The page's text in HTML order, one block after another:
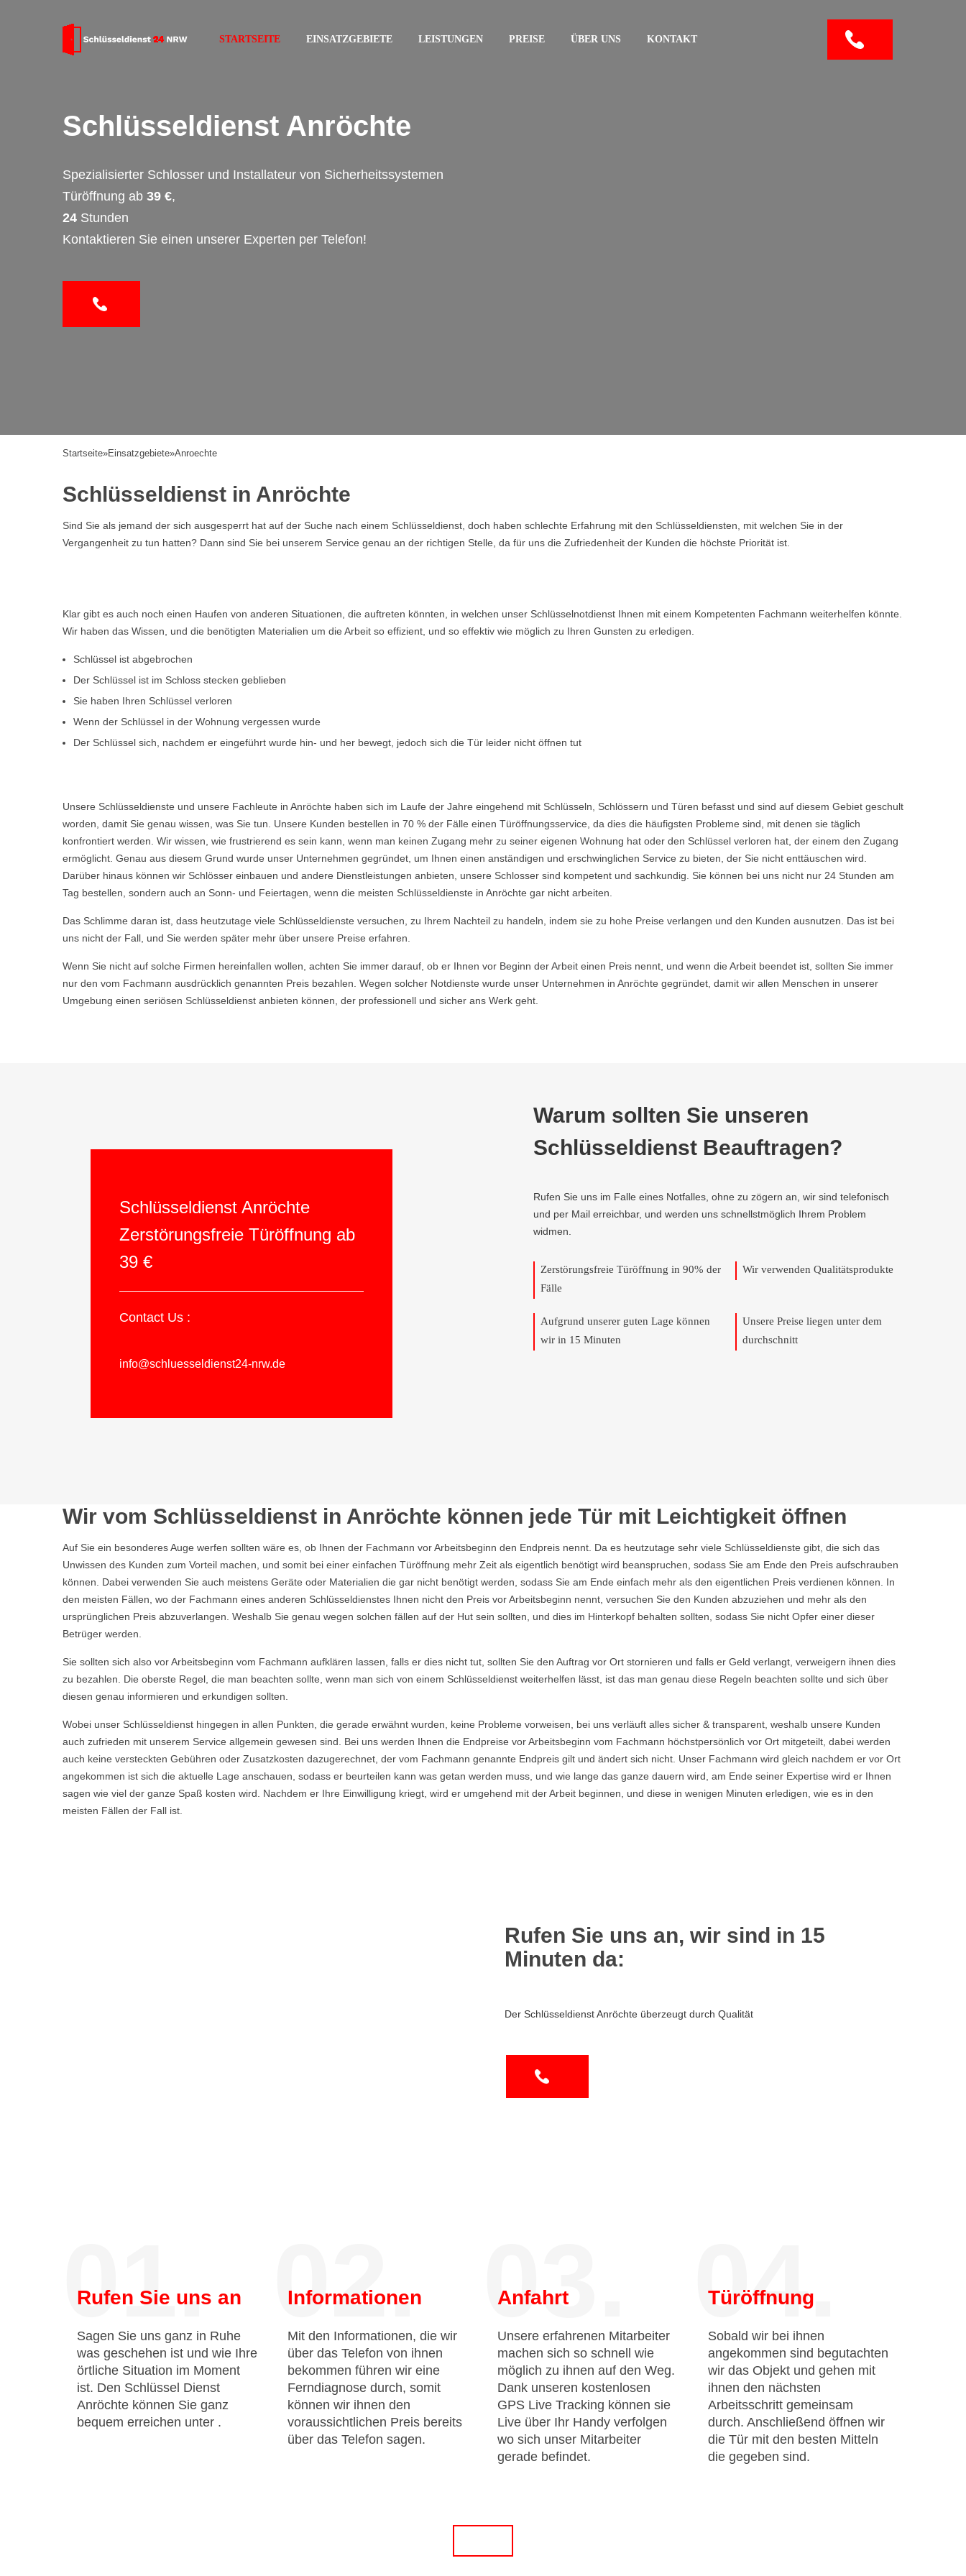
STARTSEITE EINSATZGEBIETE LEISTUNGEN PREISE ÜBER UNS KONTAKT
Schlüsseldienst Anröchte
Spezialisierter Schlosser und Installateur von Sicherheitssystemen
Türöffnung ab 39 €,
24 Stunden
Kontaktieren Sie einen unserer Experten per Telefon!
Startseite»Einsatzgebiete»Anroechte
Schlüsseldienst in Anröchte
Sind Sie als jemand der sich ausgesperrt hat auf der Suche nach einem Schlüsseldienst, doch haben schlechte Erfahrung mit den Schlüsseldiensten, mit welchen Sie in der
Vergangenheit zu tun hatten? Dann sind Sie bei unserem Service genau an der richtigen Stelle, da für uns die Zufriedenheit der Kunden die höchste Priorität ist.
Klar gibt es auch noch einen Haufen von anderen Situationen, die auftreten könnten, in welchen unser Schlüsselnotdienst Ihnen mit einem Kompetenten Fachmann weiterhelfen könnte.
Wir haben das Wissen, und die benötigten Materialien um die Arbeit so effizient, und so effektiv wie möglich zu Ihren Gunsten zu erledigen.
Schlüssel ist abgebrochen
Der Schlüssel ist im Schloss stecken geblieben
Sie haben Ihren Schlüssel verloren
Wenn der Schlüssel in der Wohnung vergessen wurde
Der Schlüssel sich, nachdem er eingeführt wurde hin- und her bewegt, jedoch sich die Tür leider nicht öffnen tut
Unsere Schlüsseldienste und unsere Fachleute in Anröchte haben sich im Laufe der Jahre eingehend mit Schlüsseln, Schlössern und Türen befasst und sind auf diesem Gebiet geschult
worden, damit Sie genau wissen, was Sie tun. Unsere Kunden bestellen in 70 % der Fälle einen Türöffnungsservice, da dies die häufigsten Probleme sind, mit denen sie täglich
konfrontiert werden. Wir wissen, wie frustrierend es sein kann, wenn man keinen Zugang mehr zu seiner eigenen Wohnung hat oder den Schlüssel verloren hat, der einem den Zugang
ermöglicht. Genau aus diesem Grund wurde unser Unternehmen gegründet, um Ihnen einen anständigen und erschwinglichen Service zu bieten, der Sie nicht enttäuschen wird.
Darüber hinaus können wir Schlösser einbauen und andere Dienstleistungen anbieten, unsere Schlosser sind kompetent und sachkundig. Sie können bei uns nicht nur 24 Stunden am
Tag bestellen, sondern auch an Sonn- und Feiertagen, wenn die meisten Schlüsseldienste in Anröchte gar nicht arbeiten.
Das Schlimme daran ist, dass heutzutage viele Schlüsseldienste versuchen, zu Ihrem Nachteil zu handeln, indem sie zu hohe Preise verlangen und den Kunden ausnutzen. Das ist bei
uns nicht der Fall, und Sie werden später mehr über unsere Preise erfahren.
Wenn Sie nicht auf solche Firmen hereinfallen wollen, achten Sie immer darauf, ob er Ihnen vor Beginn der Arbeit einen Preis nennt, und wenn die Arbeit beendet ist, sollten Sie immer
nur den vom Fachmann ausdrücklich genannten Preis bezahlen. Wegen solcher Notdienste wurde unser Unternehmen in Anröchte gegründet, damit wir allen Menschen in unserer
Umgebung einen seriösen Schlüsseldienst anbieten können, der professionell und sicher ans Werk geht.
Schlüsseldienst Anröchte
Zerstörungsfreie Türöffnung ab
39 €
Contact Us :
info@schluesseldienst24-nrw.de
Warum sollten Sie unseren
Schlüsseldienst Beauftragen?
Rufen Sie uns im Falle eines Notfalles, ohne zu zögern an, wir sind telefonisch
und per Mail erreichbar, und werden uns schnellstmöglich Ihrem Problem
widmen.
Zerstörungsfreie Türöffnung in 90% der
Fälle
Wir verwenden Qualitätsprodukte
Aufgrund unserer guten Lage können
wir in 15 Minuten
Unsere Preise liegen unter dem
durchschnitt
Wir vom Schlüsseldienst in Anröchte können jede Tür mit Leichtigkeit öffnen
Auf Sie ein besonderes Auge werfen sollten wäre es, ob Ihnen der Fachmann vor Arbeitsbeginn den Endpreis nennt. Da es heutzutage sehr viele Schlüsseldienste gibt, die sich das
Unwissen des Kunden zum Vorteil machen, und somit bei einer einfachen Türöffnung mehr Zeit als eigentlich benötigt wird beanspruchen, sodass Sie am Ende den Preis aufschrauben
können. Dabei verwenden Sie auch meistens Geräte oder Materialien die gar nicht benötigt werden, sodass Sie am Ende einfach mehr als den eigentlichen Preis verdienen können. In
den meisten Fällen, wo der Fachmann eines anderen Schlüsseldienstes Ihnen nicht den Preis vor Arbeitsbeginn nennt, versuchen Sie den Kunden abzuziehen und mehr als den
ursprünglichen Preis abzuverlangen. Weshalb Sie genau wegen solchen fällen auf der Hut sein sollten, und dies im Hinterkopf behalten sollten, sodass Sie nicht Opfer einer dieser
Betrüger werden.
Sie sollten sich also vor Arbeitsbeginn vom Fachmann aufklären lassen, falls er dies nicht tut, sollten Sie den Auftrag vor Ort stornieren und falls er Geld verlangt, verweigern ihnen dies
zu bezahlen. Die oberste Regel, die man beachten sollte, wenn man sich von einem Schlüsseldienst weiterhelfen lässt, ist das man genau diese Regeln beachten sollte und sich über
diesen genau informieren und erkundigen sollten.
Wobei unser Schlüsseldienst hingegen in allen Punkten, die gerade erwähnt wurden, keine Probleme vorweisen, bei uns verläuft alles sicher & transparent, weshalb unsere Kunden
auch zufrieden mit unserem Service allgemein gewesen sind. Bei uns werden Ihnen die Endpreise vor Arbeitsbeginn vom Fachmann höchstpersönlich vor Ort mitgeteilt, dabei werden
auch keine versteckten Gebühren oder Zusatzkosten dazugerechnet, der vom Fachmann genannte Endpreis gilt und ändert sich nicht. Unser Fachmann wird gleich nachdem er vor Ort
angekommen ist sich die aktuelle Lage anschauen, sodass er beurteilen kann was getan werden muss, und wie lange das ganze dauern wird, am Ende seiner Expertise wird er Ihnen
sagen wie viel der ganze Spaß kosten wird. Nachdem er Ihre Einwilligung kriegt, wird er umgehend mit der Arbeit beginnen, und diese in wenigen Minuten erledigen, wie es in den
meisten Fällen der Fall ist.
Rufen Sie uns an, wir sind in 15
Minuten da:
Der Schlüsseldienst Anröchte überzeugt durch Qualität
01.
Rufen Sie uns an
Sagen Sie uns ganz in Ruhe
was geschehen ist und wie Ihre
örtliche Situation im Moment
ist. Den Schlüssel Dienst
Anröchte können Sie ganz
bequem erreichen unter .
02.
Informationen
Mit den Informationen, die wir
über das Telefon von ihnen
bekommen führen wir eine
Ferndiagnose durch, somit
können wir ihnen den
voraussichtlichen Preis bereits
über das Telefon sagen.
03.
Anfahrt
Unsere erfahrenen Mitarbeiter
machen sich so schnell wie
möglich zu ihnen auf den Weg.
Dank unseren kostenlosen
GPS Live Tracking können sie
Live über Ihr Handy verfolgen
wo sich unser Mitarbeiter
gerade befindet.
04.
Türöffnung
Sobald wir bei ihnen
angekommen sind begutachten
wir das Objekt und gehen mit
ihnen den nächsten
Arbeitsschritt gemeinsam
durch. Anschließend öffnen wir
die Tür mit den besten Mitteln
die gegeben sind.